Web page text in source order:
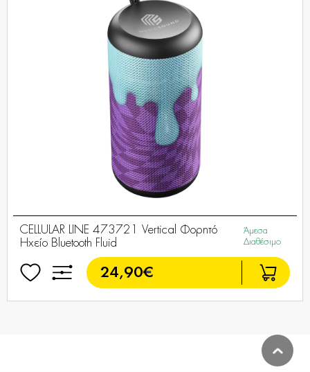
CELLULAR LINE 473721 Vertical Φορητό
Ηχείο Bluetooth Fluid
Άμεσα
Διαθέσιμο
24,90€